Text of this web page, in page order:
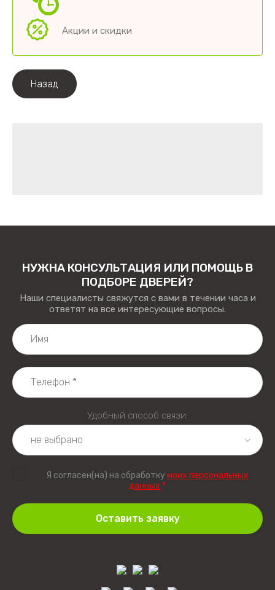
Акции и скидки
Назад
НУЖНА КОНСУЛЬТАЦИЯ ИЛИ ПОМОЩЬ В
ПОДБОРЕ ДВЕРЕЙ?
Наши специалисты свяжутся с вами в течении часа и
ответят на все интересующие вопросы.
Удобный способ связи:
Я согласен(на) на обработку моих персональных
данных *
Оставить заявку